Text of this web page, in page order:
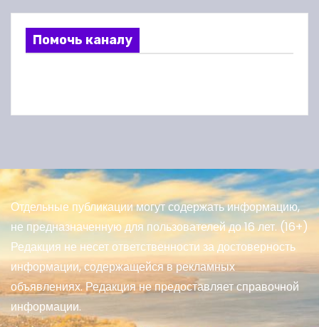
Помочь каналу
Отдельные публикации могут содержать информацию,
не предназначенную для пользователей до 16 лет. (16+)
Редакция не несет ответственности за достоверность
информации, содержащейся в рекламных
объявлениях. Редакция не предоставляет справочной
информации.